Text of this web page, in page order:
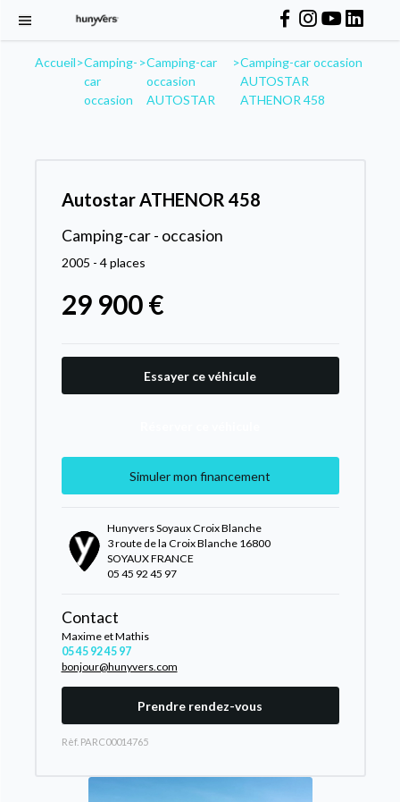
Accueil>Camping-
car
occasion
>Camping-car
occasion
AUTOSTAR
>Camping-car occasion
AUTOSTAR
ATHENOR 458
Autostar ATHENOR 458
Camping-car - occasion
2005 - 4 places
29 900 €
Essayer ce véhicule
Simuler mon financement
Hunyvers Soyaux Croix Blanche
3 route de la Croix Blanche 16800
SOYAUX FRANCE
05 45 92 45 97
Contact
Maxime et Mathis
05 45 92 45 97
bonjour@hunyvers.com
Prendre rendez-vous
Rèf. PARC00014765